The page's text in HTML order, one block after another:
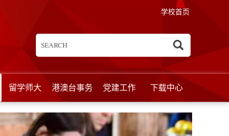
学校首页
留学师大 港澳台事务 党建工作 下载中心